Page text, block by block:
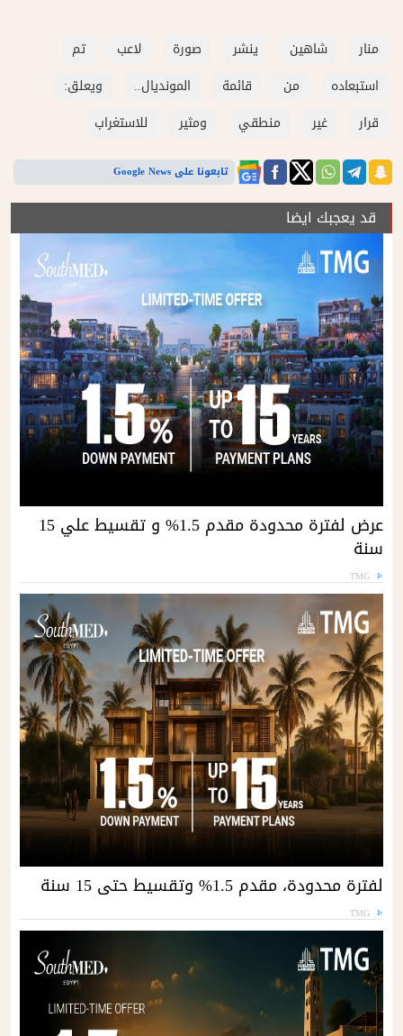
منار شاهين ينشر صورة لاعب
تم
استبعاده
من قائمة المونديال..
ويعلق:
قرار
غير منطقي ومثير للاستغراب
تابعونا على Google News
قد يعجبك ايضا
عرض لفترة محدودة مقدم 1.5% و تقسيط علي 15
سنة
TMG
لفترة محدودة، مقدم 1.5% وتقسيط حتى 15 سنة
TMG